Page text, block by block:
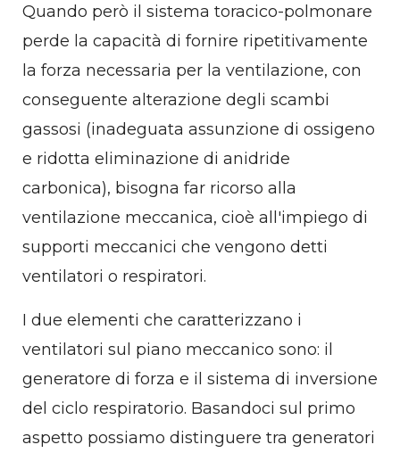
Quando però il sistema toracico-polmonare
perde la capacità di fornire ripetitivamente
la forza necessaria per la ventilazione, con
conseguente alterazione degli scambi
gassosi (inadeguata assunzione di ossigeno
e ridotta eliminazione di anidride
carbonica), bisogna far ricorso alla
ventilazione meccanica, cioè all'impiego di
supporti meccanici che vengono detti
ventilatori o respiratori.
I due elementi che caratterizzano i
ventilatori sul piano meccanico sono: il
generatore di forza e il sistema di inversione
del ciclo respiratorio. Basandoci sul primo
aspetto possiamo distinguere tra generatori